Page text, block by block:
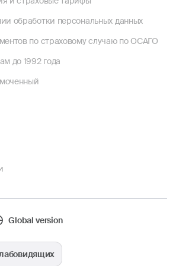
получатель возмещения
ТС, при этом
— физическое лицо).
обработки персональных данных
по страховому случаю по ОСАГО
до 1992 года
Global version